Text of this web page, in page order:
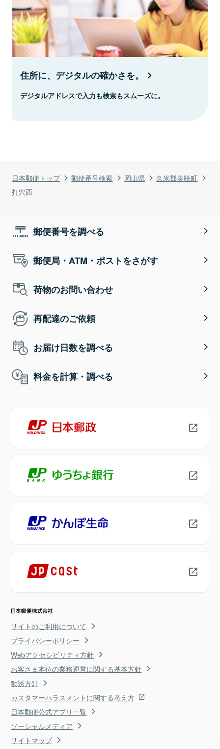
日本郵便トップ 郵便番号検索 岡山県
久米郡美咲町
打穴西
住所に、デジタルの確かさを。
デジタルアドレスで入力も検索もスムーズに。
郵便番号を調べる
郵便局・ATM・ポストをさがす
荷物のお問い合わせ
再配達のご依頼
お届け日数を調べる
料金を計算・調べる
サイトのご利用について
プライバシーポリシー
Webアクセシビリティ方針
お客さま本位の業務運営に関する基本方針
勧誘方針
カスタマーハラスメントに関する考え方
日本郵便公式アプリ一覧
ソーシャルメディア
サイトマップ